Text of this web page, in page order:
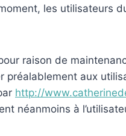
les utilisateurs
raison de
préalablement aux
http://
néanmoins à